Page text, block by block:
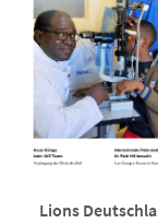
Lions